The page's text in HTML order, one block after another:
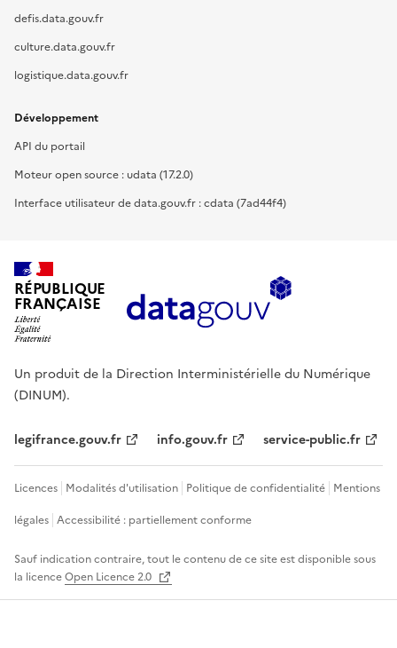
defis.data.gouv.fr
culture.data.gouv.fr
logistique.data.gouv.fr
Développement
API du portail
Moteur open source : udata (17.2.0)
Interface utilisateur de data.gouv.fr : cdata (7ad44f4)
RÉPUBLIQUE
FRANÇAISE
Un produit de la Direction Interministérielle du Numérique
(DINUM).
legifrance.gouv.fr info.gouv.fr service-public.fr
Licences Modalités d'utilisation Politique de confidentialité Mentions
légales Accessibilité : partiellement conforme
Sauf indication contraire, tout le contenu de ce site est disponible sous
la licenceOpen Licence 2.0